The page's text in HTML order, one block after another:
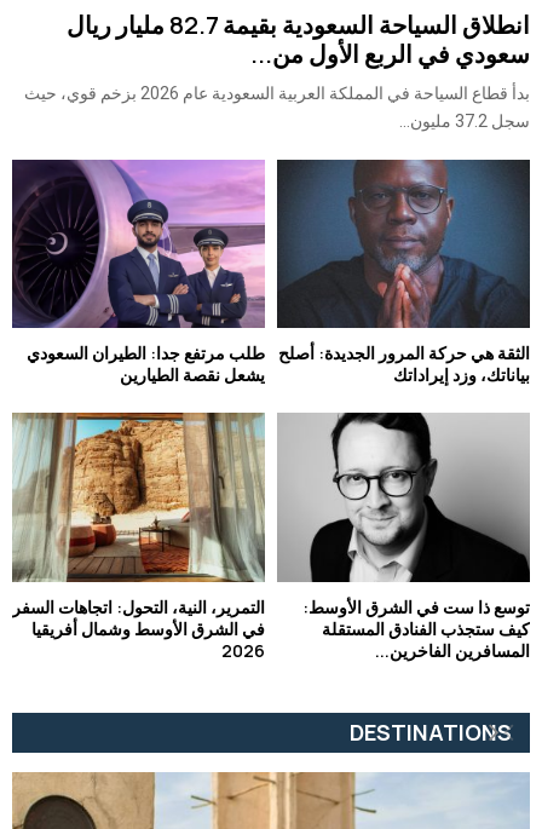
انطلاق السياحة السعودية بقيمة 82.7 مليار ريال
سعودي في الربع الأول من...
بدأ قطاع السياحة في المملكة العربية السعودية عام 2026 بزخم قوي، حيث
سجل 37.2 مليون...
طلب مرتفع جدا: الطيران السعودي
يشعل نقصة الطيارين
الثقة هي حركة المرور الجديدة: أصلح
بياناتك، وزد إيراداتك
التمرير، النية، التحول: اتجاهات السفر
في الشرق الأوسط وشمال أفريقيا
2026
توسع ذا ست في الشرق الأوسط:
كيف ستجذب الفنادق المستقلة
المسافرين الفاخرين...
DESTINATIONS